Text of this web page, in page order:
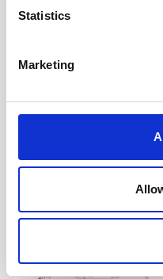
Statistics
Marketing
245 kr/st
Andra